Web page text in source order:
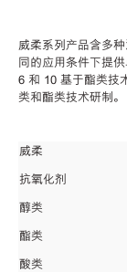
威柔系列产品含多
同的应用条件下提
6 和 10 基于酯类技
类和酯类技术研制。
威柔
抗氧化剂
醇类
酯类
酸类